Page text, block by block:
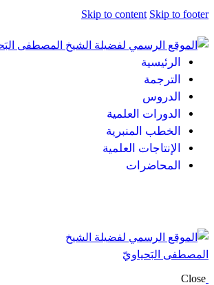
Skip to content Skip to footer
الرئيسية
الترجمة
الدروس
الدورات العلمية
الخطب المنبرية
الإنتاجات العلمية
المحاضرات
Close